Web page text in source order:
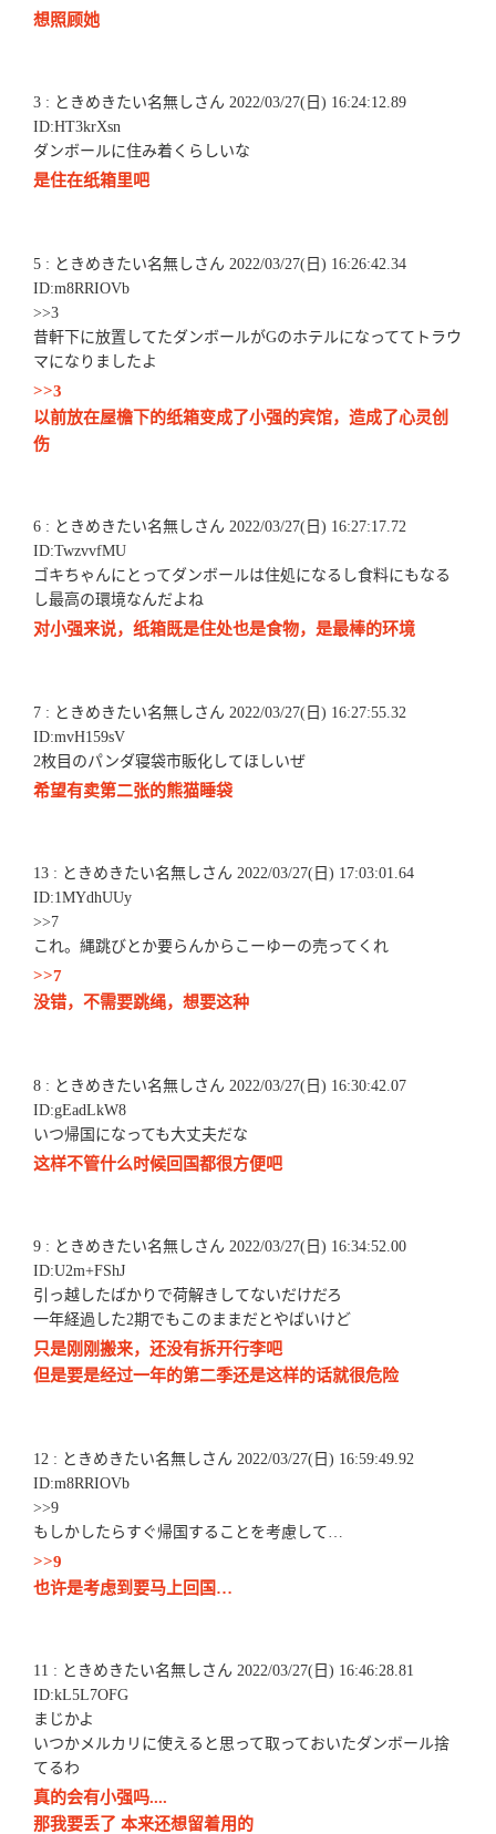
想照顾她
3 : ときめきたい名無しさん 2022/03/27(日) 16:24:12.89
ID:HT3krXsn
ダンボールに住み着くらしいな
是住在纸箱里吧
5 : ときめきたい名無しさん 2022/03/27(日) 16:26:42.34
ID:m8RRIOVb
>>3
昔軒下に放置してたダンボールがGのホテルになっててトラウ
マになりましたよ
>>3
以前放在屋檐下的纸箱变成了小强的宾馆，造成了心灵创
伤
6 : ときめきたい名無しさん 2022/03/27(日) 16:27:17.72
ID:TwzvvfMU
ゴキちゃんにとってダンボールは住処になるし食料にもなる
し最高の環境なんだよね
对小强来说，纸箱既是住处也是食物，是最棒的环境
7 : ときめきたい名無しさん 2022/03/27(日) 16:27:55.32
ID:mvH159sV
2枚目のパンダ寝袋市販化してほしいぜ
希望有卖第二张的熊猫睡袋
13 : ときめきたい名無しさん 2022/03/27(日) 17:03:01.64
ID:1MYdhUUy
>>7
これ。縄跳びとか要らんからこーゆーの売ってくれ
>>7
没错，不需要跳绳，想要这种
8 : ときめきたい名無しさん 2022/03/27(日) 16:30:42.07
ID:gEadLkW8
いつ帰国になっても大丈夫だな
这样不管什么时候回国都很方便吧
9 : ときめきたい名無しさん 2022/03/27(日) 16:34:52.00
ID:U2m+FShJ
引っ越したばかりで荷解きしてないだけだろ
一年経過した2期でもこのままだとやばいけど
只是刚刚搬来，还没有拆开行李吧
但是要是经过一年的第二季还是这样的话就很危险
12 : ときめきたい名無しさん 2022/03/27(日) 16:59:49.92
ID:m8RRIOVb
>>9
もしかしたらすぐ帰国することを考慮して…
>>9
也许是考虑到要马上回国…
11 : ときめきたい名無しさん 2022/03/27(日) 16:46:28.81
ID:kL5L7OFG
まじかよ
いつかメルカリに使えると思って取っておいたダンボール捨
てるわ
真的会有小强吗....
那我要丢了 本来还想留着用的